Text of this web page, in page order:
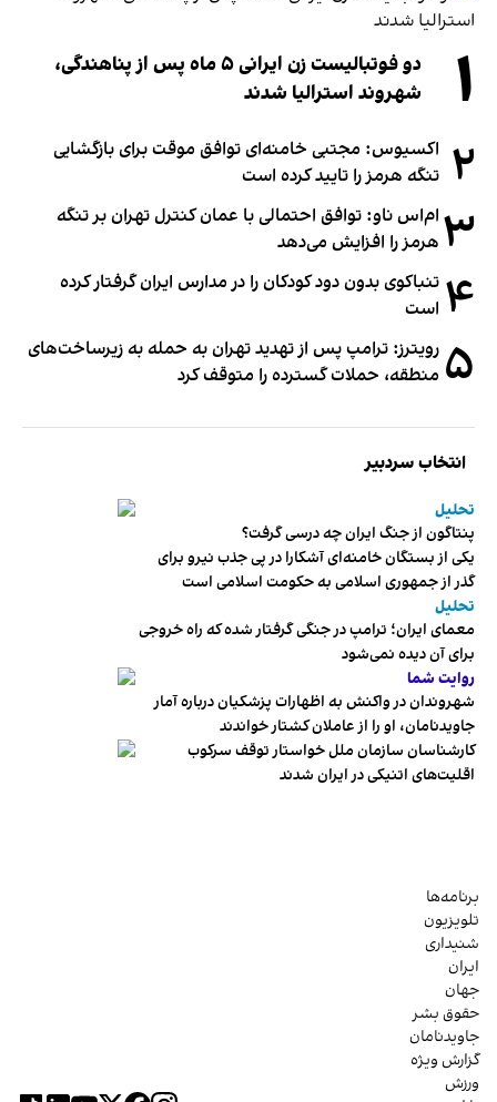
۱
دو فوتبالیست زن ایرانی ۵ ماه پس از پناهندگی،
شهروند استرالیا شدند
۲ اکسیوس: مجتبی خامنه‌ای توافق موقت برای بازگشایی
تنگه هرمز را تایید کرده است
۳ ام‌اس ناو: توافق احتمالی با عمان کنترل تهران بر تنگه
هرمز را افزایش می‌دهد
۴ تنباکوی بدون دود کودکان را در مدارس ایران گرفتار کرده
است
۵ رویترز: ترامپ پس از تهدید تهران به حمله به زیرساخت‌های
منطقه، حملات گسترده را متوقف کرد
انتخاب سردبیر
تحلیل
پنتاگون از جنگ ایران چه درسی گرفت؟
یکی از بستگان خامنه‌ای آشکارا در پی جذب نیرو برای
گذر از جمهوری اسلامی به حکومت اسلامی است
تحلیل
معمای ایران؛ ترامپ در جنگی گرفتار شده که راه خروجی
برای آن دیده نمی‌شود
روایت شما
شهروندان در واکنش به اظهارات پزشکیان درباره آمار
جاویدنامان، او را از عاملان کشتار خواندند
کارشناسان سازمان ملل خواستار توقف سرکوب
اقلیت‌های اتنیکی در ایران شدند
برنامه‌ها
تلویزیون
شنیداری
ایران
جهان
حقوق بشر
جاویدنامان
گزارش ویژه
ورزش